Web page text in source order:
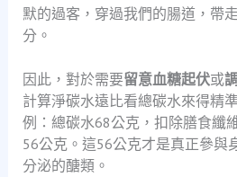
默的過客，穿過我們的腸道，帶
分。
因此，對於需要留意血糖起伏或
計算淨碳水遠比看總碳水來得精
例：總碳水68公克，扣除膳食纖
56公克。這56公克才是真正參與
分泌的醣類。